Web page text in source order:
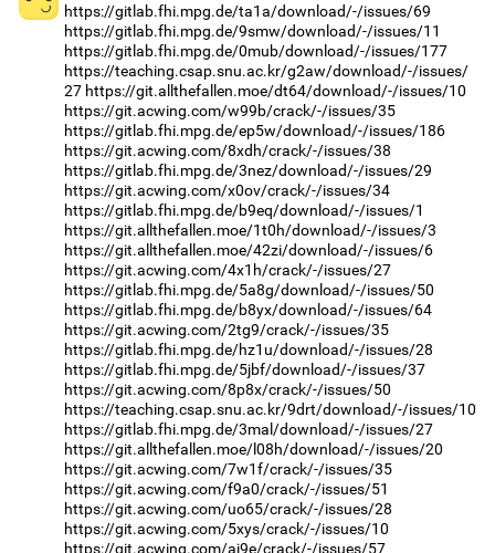
https://gitlab.fhi.mpg.de/ta1a/download/-/issues/69
https://gitlab.fhi.mpg.de/9smw/download/-/issues/11
https://gitlab.fhi.mpg.de/0mub/download/-/issues/177
https://teaching.csap.snu.ac.kr/g2aw/download/-/issues/
27 https://git.allthefallen.moe/dt64/download/-/issues/10
https://git.acwing.com/w99b/crack/-/issues/35
https://gitlab.fhi.mpg.de/ep5w/download/-/issues/186
https://git.acwing.com/8xdh/crack/-/issues/38
https://gitlab.fhi.mpg.de/3nez/download/-/issues/29
https://git.acwing.com/x0ov/crack/-/issues/34
https://gitlab.fhi.mpg.de/b9eq/download/-/issues/1
https://git.allthefallen.moe/1t0h/download/-/issues/3
https://git.allthefallen.moe/42zi/download/-/issues/6
https://git.acwing.com/4x1h/crack/-/issues/27
https://gitlab.fhi.mpg.de/5a8g/download/-/issues/50
https://gitlab.fhi.mpg.de/b8yx/download/-/issues/64
https://git.acwing.com/2tg9/crack/-/issues/35
https://gitlab.fhi.mpg.de/hz1u/download/-/issues/28
https://gitlab.fhi.mpg.de/5jbf/download/-/issues/37
https://git.acwing.com/8p8x/crack/-/issues/50
https://teaching.csap.snu.ac.kr/9drt/download/-/issues/10
https://gitlab.fhi.mpg.de/3mal/download/-/issues/27
https://git.allthefallen.moe/l08h/download/-/issues/20
https://git.acwing.com/7w1f/crack/-/issues/35
https://git.acwing.com/f9a0/crack/-/issues/51
https://git.acwing.com/uo65/crack/-/issues/28
https://git.acwing.com/5xys/crack/-/issues/10
https://git.acwing.com/ai9e/crack/-/issues/57